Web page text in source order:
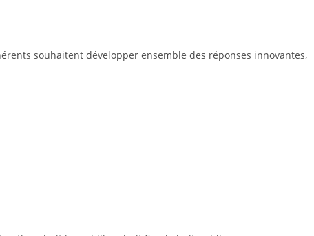
souhaitent développer ensemble des réponses innovantes,